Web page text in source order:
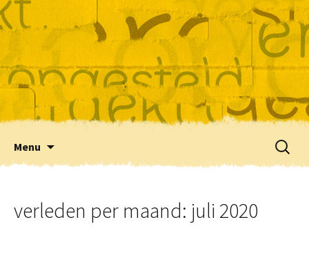
Menu
naar:
verleden per maand: juli 2020